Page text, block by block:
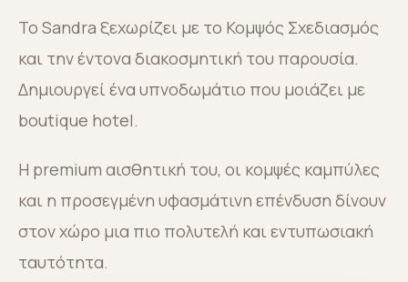
Το Sandra ξεχωρίζει με το Κομψός Σχεδιασμός
και την έντονα διακοσμητική του παρουσία.
Δημιουργεί ένα υπνοδωμάτιο που μοιάζει με
boutique hotel.
Η premium αισθητική του, οι κομψές καμπύλες
και η προσεγμένη υφασμάτινη επένδυση δίνουν
στον χώρο μια πιο πολυτελή και εντυπωσιακή
ταυτότητα.